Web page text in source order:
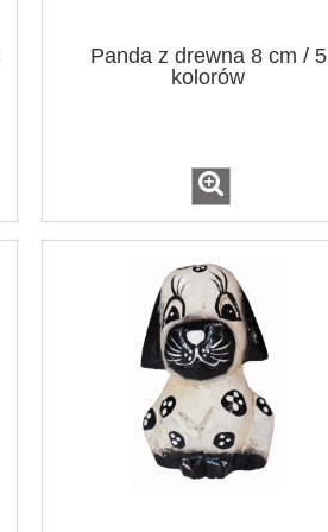
Panda z drewna 8 cm / 5
kolorów